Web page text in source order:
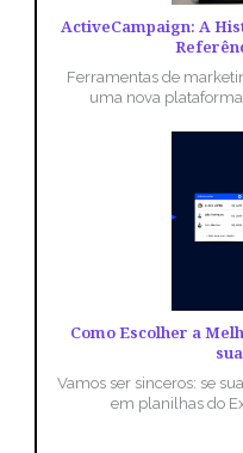
ActiveCampaign: A
Ferramentas de
uma nova plataforma
Como Escolher a
Vamos ser sinceros: se
em planilhas do